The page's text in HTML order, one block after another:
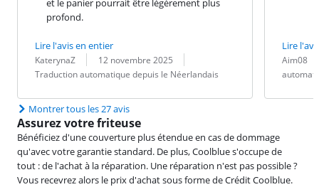
et le panier pourrait être légèrement plus
profond.
Lire l'avis en entier
Évaluation par :
KaterynaZ
Date : 12 novembre 2025
Traduction :
Traduction automatique depuis le Néerlandais
Lire
Évaluation
Aim08
Date :
Traduction :
Montrer tous les 27 avis
Assurez votre friteuse
Bénéficiez d'une couverture plus étendue en cas de dommage
qu'avec votre garantie standard. De plus, Coolblue s'occupe de
tout : de l'achat à la réparation. Une réparation n'est pas possible ?
Vous recevrez alors le prix d'achat sous forme de Crédit Coolblue.